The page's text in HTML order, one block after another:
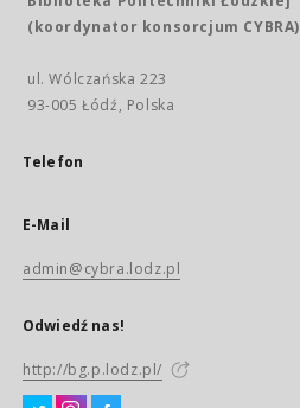
(koordynator konsorcjum CYBRA)
ul. Wólczańska 223
93-005 Łódź, Polska
Telefon
E-Mail
admin@cybra.lodz.pl
Odwiedź nas!
http://bg.p.lodz.pl/